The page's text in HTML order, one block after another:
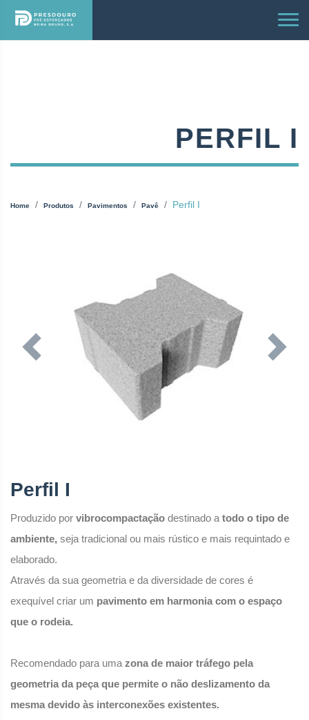
PERFIL I
Home Produtos Pavimentos Pavê Perfil I
Previous Next
Perfil I
Produzido por vibrocompactação destinado a todo o tipo de
ambiente, seja tradicional ou mais rústico e mais requintado e
elaborado.
Através da sua geometria e da diversidade de cores é
exequível criar um pavimento em harmonia com o espaço
que o rodeia.
Recomendado para uma zona de maior tráfego pela
geometria da peça que permite o não deslizamento da
mesma devido às interconexões existentes.